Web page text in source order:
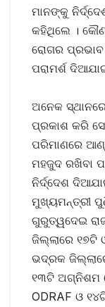
ମାନଙ୍କୁ
କହିଥିଲେ ।
ରୋଗର ପ୍ରଭାବ
ପରାମର୍ଶ
ଅନେକ
ପ୍ରକାଶ କରି
ପରିମାଣରେ
ମହଜୁଦ ରଖିବା
ନିର୍ଦ୍ଦେଶ
ମୁଖ୍ୟମନ୍ତ୍ରୀ
ଗୁରୁତ୍ୱଦେଇ
ଜିଲ୍ଲାରେ ୧୭ଟି
ଭଦ୍ରକ
୧୩ଟି ଅଗ୍ନିଶମ
ODRAF ଓ